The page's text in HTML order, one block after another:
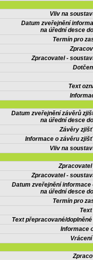
Vliv na
Datum zveřejnění
na úřední desce
Termín pro
Zpracovatel -
Text
Datum zveřejnění závěrů
na úřední desce
Závěry
Informace o závěru
Vliv na
Zpracovatel -
Datum zveřejnění informace
na úřední desce
Termín pro
Text přepracované/
Informace